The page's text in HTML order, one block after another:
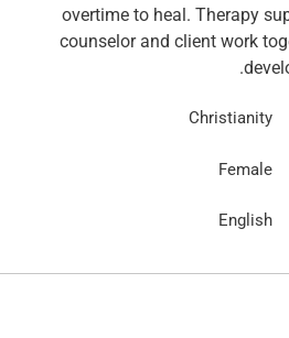
overtime to heal. Therapy
counselor and client work
Christianity
Female
English